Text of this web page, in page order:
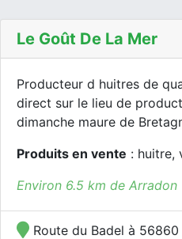
Le Goût De La Mer
Producteur d huitres de
direct sur le lieu de
dimanche maure de
Produits en vente : huitre,
Environ 6.5 km de Arradon
Route du Badel à 56860